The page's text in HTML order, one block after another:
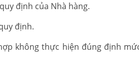
định của Nhà hàng.
định.
không thực hiện đúng định